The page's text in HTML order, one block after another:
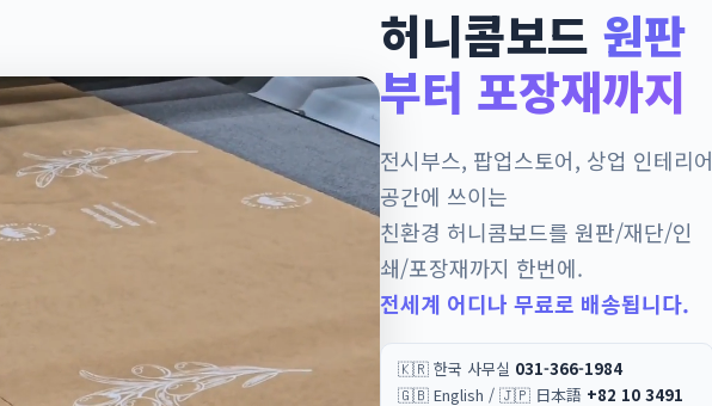
허니콤보드 원판
부터 포장재까지
전시부스, 팝업스토어, 상업 인테리어
공간에 쓰이는
친환경 허니콤보드를 원판/재단/인
쇄/포장재까지 한번에.
전세계 어디나 무료로 배송됩니다.
🇰🇷 한국 사무실 031-366-1984
🇬🇧 English / 🇯🇵 日本語 +82 10 3491